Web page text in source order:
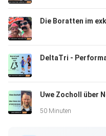
Jetzt anhören im Podcast
Shownotes:
Website von Anja Kobs =>
Die Boratten im
50 Minuten